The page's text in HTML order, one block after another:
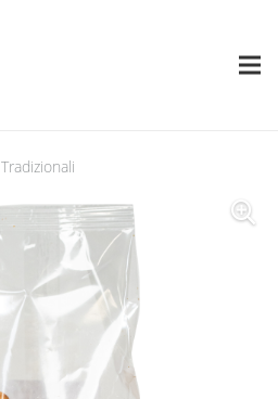
Tradizionali